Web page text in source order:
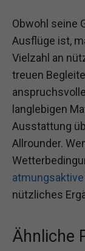
Obwohl seine
Ausflüge ist,
Vielzahl an
treuen
langlebigen
Ausstattung
Allrounder.
nützliches
Ähnliche